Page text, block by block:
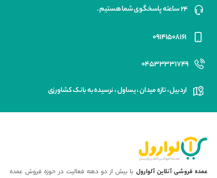
۲۴ ساعته پاسخگوی شما هستیم .
۰۹۱۴۱۵۰۸۱۶۱
۰۴۵۳۳۳۳۱۷۴۹
اردبیل ، تازه میدان ، یساول ، نرسیده به بانک کشاورزی
عمده فروشی آنلاین آلوارول با بیش از دو دهه فعالیت در حوزه فروش عمده